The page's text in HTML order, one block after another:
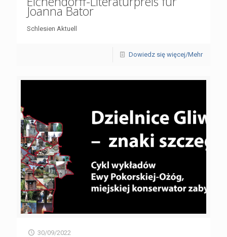
Joanna Bator
Schlesien Aktuell
Dowiedz się więcej/Mehr
30/09/2022